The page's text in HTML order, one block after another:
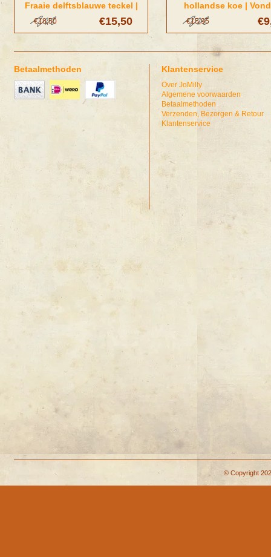
Fraaie delftsblauwe teckel |
Vondels Amsterdam
€15,50
€18,50
hollandse koe |
€15,95
Betaalmethoden Klantenservice
Over JoMilly
Algemene voorwaarden
Betaalmethoden
Verzenden, Bezorgen & Retour
Klantenservice
© Copyright